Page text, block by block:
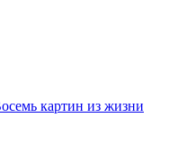
картин из жизни